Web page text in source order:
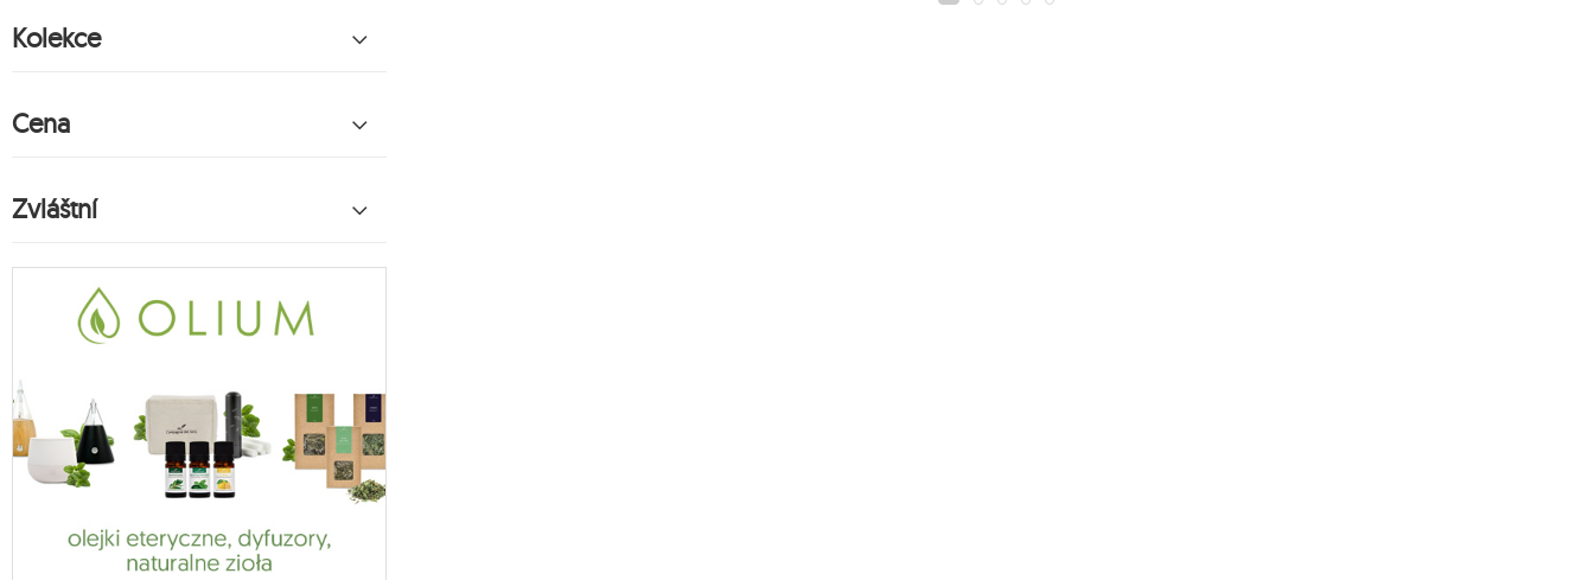
Kolekce
Cena
Zvláštní